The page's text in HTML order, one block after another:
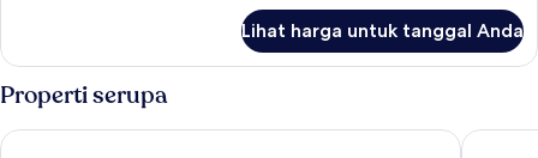
Kamar
Lihat harga untuk tanggal Anda
Properti serupa
Hotel Bahía Calpe by Pierre & Vacances Hostel